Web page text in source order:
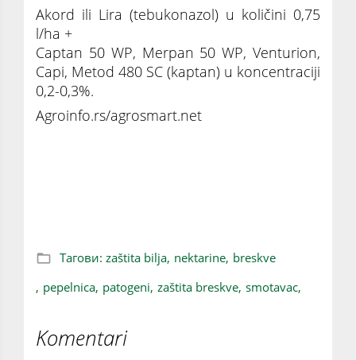
Akord ili Lira (tebukonazol) u količini 0,75
l/ha +
Captan 50 WP, Merpan 50 WP, Venturion,
Capi, Metod 480 SC (kaptan) u koncentraciji
0,2-0,3%.
Agroinfo.rs/agrosmart.net
Тагови: zaštita bilja, nektarine, breskve
, pepelnica, patogeni, zaštita breskve, smotavac,
Komentari